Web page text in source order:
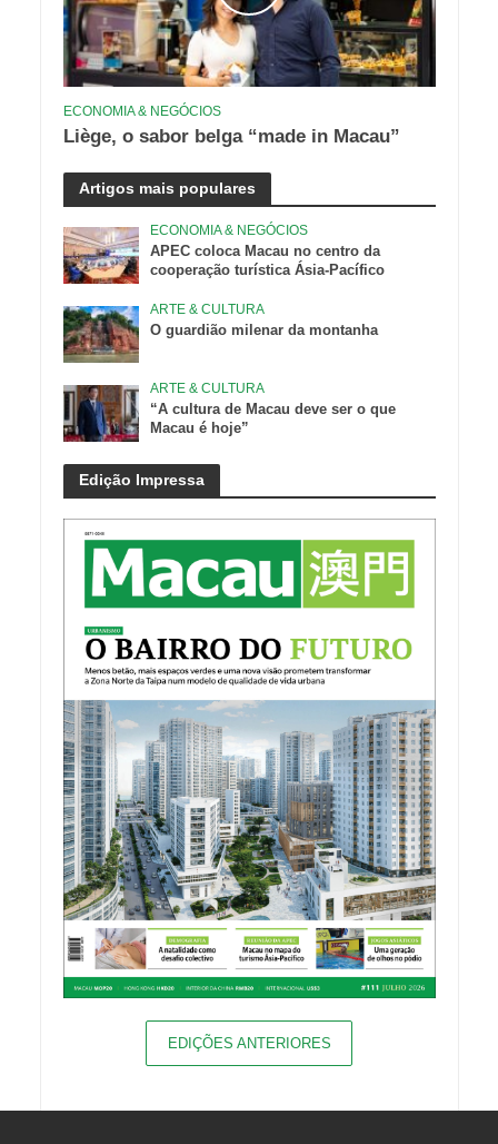
ECONOMIA & NEGÓCIOS
Liège, o sabor belga “made in Macau”
Artigos mais populares
ECONOMIA & NEGÓCIOS
APEC coloca Macau no centro da
cooperação turística Ásia-Pacífico
ARTE & CULTURA
O guardião milenar da montanha
ARTE & CULTURA
“A cultura de Macau deve ser o que
Macau é hoje”
Edição Impressa
EDIÇÕES ANTERIORES